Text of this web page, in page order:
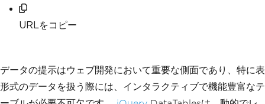
URLをコピー
データの提示はウェブ開発において重要な側面であり、特に表
形式のデータを扱う際には、インタラクティブで機能豊富なテ